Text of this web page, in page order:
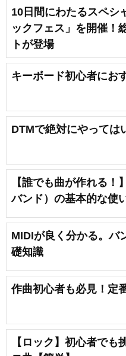
10日間にわたるスペシ
ックフェス」を開催！
トが登場
キーボード初心者にお
DTMで絶対にやっては
【誰でも曲が作れる
バンド）の基本的な使
MIDIが良く分かる。バ
礎知識
作曲初心者も必見！定
【ロック】初心者でも